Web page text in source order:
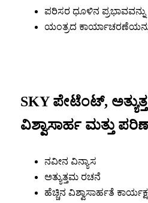
ಪರಿಸರ ಧೂಳಿನ
ಯಂತ್ರದ
SKY ಪೇಟೆಂಟ್,
ವಿಶ್ವಾಸಾರ್ಹ ಮತ್ತು
ನವೀನ ವಿನ್ಯಾಸ
ಅತ್ಯುತ್ತಮ ರಚನೆ
ಹೆಚ್ಚಿನ ವಿಶ್ವಾಸಾರ್ಹತೆ